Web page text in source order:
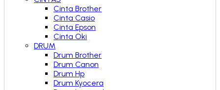
Cinta Brother
Cinta Casio
Cinta Epson
Cinta Oki
DRUM
Drum Brother
Drum Canon
Drum Hp
Drum Kyocera